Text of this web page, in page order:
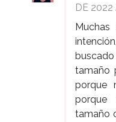
DE 2022
tamaño
porque
tamaño